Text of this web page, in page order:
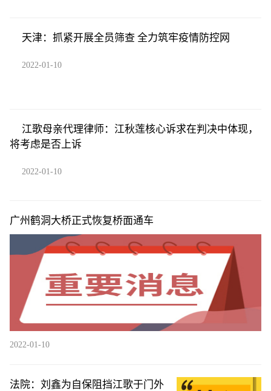
天津：抓紧开展全员筛查 全力筑牢疫情防控网
2022-01-10
江歌母亲代理律师：江秋莲核心诉求在判决中体现，
将考虑是否上诉
2022-01-10
广州鹤洞大桥正式恢复桥面通车
2022-01-10
法院：刘鑫为自保阻挡江歌于门外